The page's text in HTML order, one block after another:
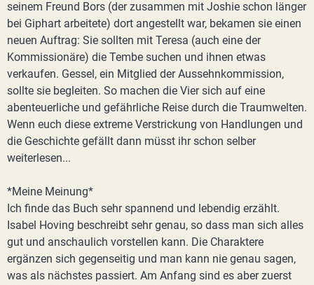
seinem Freund Bors (der zusammen mit Joshie schon länger
bei Giphart arbeitete) dort angestellt war, bekamen sie einen
neuen Auftrag: Sie sollten mit Teresa (auch eine der
Kommissionäre) die Tembe suchen und ihnen etwas
verkaufen. Gessel, ein Mitglied der Aussehnkommission,
sollte sie begleiten. So machen die Vier sich auf eine
abenteuerliche und gefährliche Reise durch die Traumwelten.
Wenn euch diese extreme Verstrickung von Handlungen und
die Geschichte gefällt dann müsst ihr schon selber
weiterlesen...
*Meine Meinung*
Ich finde das Buch sehr spannend und lebendig erzählt.
Isabel Hoving beschreibt sehr genau, so dass man sich alles
gut und anschaulich vorstellen kann. Die Charaktere
ergänzen sich gegenseitig und man kann nie genau sagen,
was als nächstes passiert. Am Anfang sind es aber zuerst